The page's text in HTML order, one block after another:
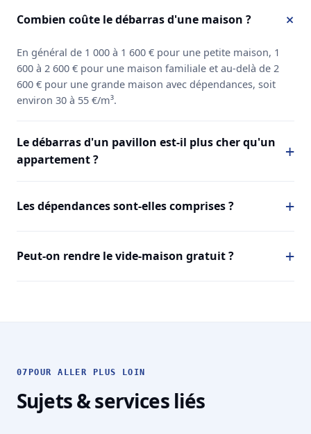
Combien coûte le débarras d'une maison ?
En général de 1 000 à 1 600 € pour une petite maison, 1
600 à 2 600 € pour une maison familiale et au-delà de 2
600 € pour une grande maison avec dépendances, soit
environ 30 à 55 €/m³.
Le débarras d'un pavillon est-il plus cher qu'un
appartement ?
Les dépendances sont-elles comprises ?
Peut-on rendre le vide-maison gratuit ?
07 POUR ALLER PLUS LOIN
Sujets & services liés